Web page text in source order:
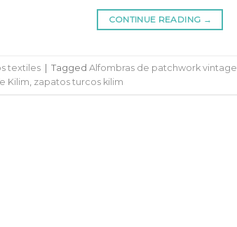
CONTINUE READING →
textiles | Tagged Alfombras de patchwork vintage
Kilim zapatos turcos kilim